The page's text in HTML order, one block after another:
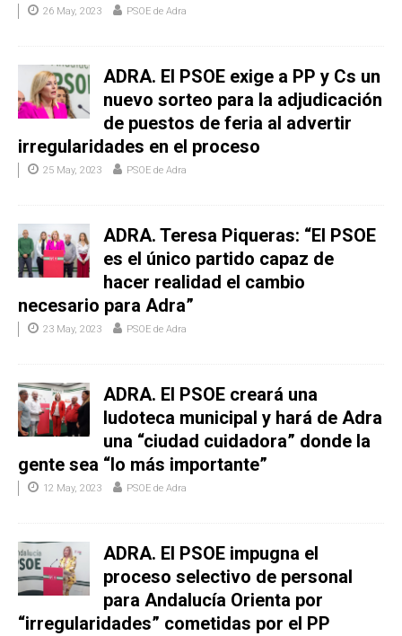
26 May, 2023 PSOE de Adra
ADRA. El PSOE exige a PP y Cs un
nuevo sorteo para la adjudicación
de puestos de feria al advertir
irregularidades en el proceso
25 May, 2023 PSOE de Adra
ADRA. Teresa Piqueras: “El PSOE
es el único partido capaz de
hacer realidad el cambio
necesario para Adra”
23 May, 2023 PSOE de Adra
ADRA. El PSOE creará una
ludoteca municipal y hará de Adra
una “ciudad cuidadora” donde la
gente sea “lo más importante”
12 May, 2023 PSOE de Adra
ADRA. El PSOE impugna el
proceso selectivo de personal
para Andalucía Orienta por
“irregularidades” cometidas por el PP